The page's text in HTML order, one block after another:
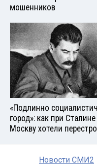
мошенников
«Подлинно
город»: как при Сталине
Москву хотели
Новости СМИ2